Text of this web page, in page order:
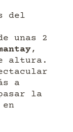
del
unas 2
,
altura.
a
la